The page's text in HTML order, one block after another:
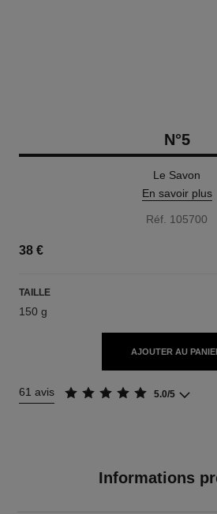
N°5
Le Savon
En savoir plus
Réf. 105700
38 €
TAILLE
150 g
AJOUTER AU
61 avis 5.0/5
Informations